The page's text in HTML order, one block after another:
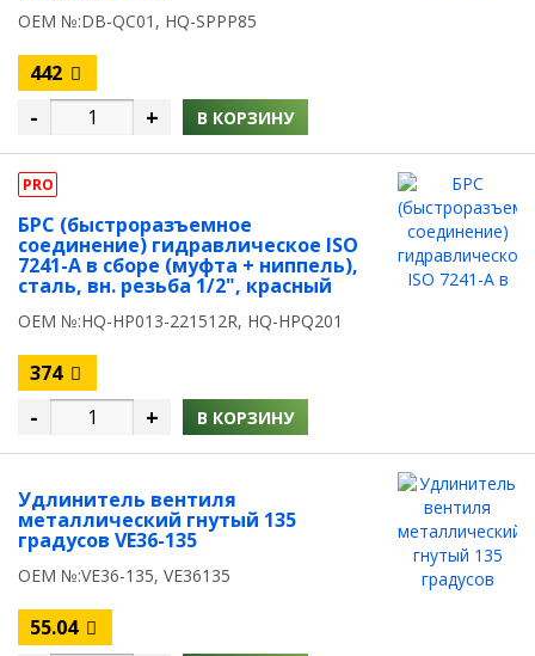
OEM №:DB-QC01, HQ-SPPP85
442
- + В КОРЗИНУ
PRO
БРС (быстроразъемное
соединение) гидравлическое ISO
7241-A в сборе (муфта + ниппель),
сталь, вн. резьба 1/2", красный
OEM №:HQ-HP013-221512R, HQ-HPQ201
374
- + В КОРЗИНУ
Удлинитель вентиля
металлический гнутый 135
градусов VE36-135
OEM №:VE36-135, VE36135
55.04